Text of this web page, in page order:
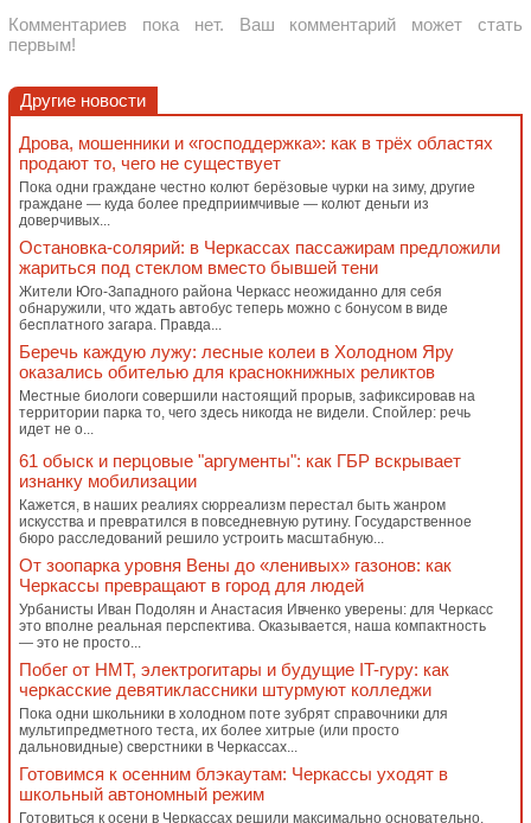
Комментариев пока нет. Ваш комментарий может стать
первым!
Другие новости
Дрова, мошенники и «господдержка»: как в трёх областях
продают то, чего не существует
Пока одни граждане честно колют берёзовые чурки на зиму, другие
граждане — куда более предприимчивые — колют деньги из
доверчивых...
Остановка-солярий: в Черкассах пассажирам предложили
жариться под стеклом вместо бывшей тени
Жители Юго-Западного района Черкасс неожиданно для себя
обнаружили, что ждать автобус теперь можно с бонусом в виде
бесплатного загара. Правда...
Беречь каждую лужу: лесные колеи в Холодном Яру
оказались обителью для краснокнижных реликтов
Местные биологи совершили настоящий прорыв, зафиксировав на
территории парка то, чего здесь никогда не видели. Спойлер: речь
идет не о...
61 обыск и перцовые "аргументы": как ГБР вскрывает
изнанку мобилизации
Кажется, в наших реалиях сюрреализм перестал быть жанром
искусства и превратился в повседневную рутину. Государственное
бюро расследований решило устроить масштабную...
От зоопарка уровня Вены до «ленивых» газонов: как
Черкассы превращают в город для людей
Урбанисты Иван Подолян и Анастасия Ивченко уверены: для Черкасс
это вполне реальная перспектива. Оказывается, наша компактность
— это не просто...
Побег от НМТ, электрогитары и будущие IT-гуру: как
черкасские девятиклассники штурмуют колледжи
Пока одни школьники в холодном поте зубрят справочники для
мультипредметного теста, их более хитрые (или просто
дальновидные) сверстники в Черкассах...
Готовимся к осенним блэкаутам: Черкассы уходят в
школьный автономный режим
Готовиться к осени в Черкассах решили максимально основательно.